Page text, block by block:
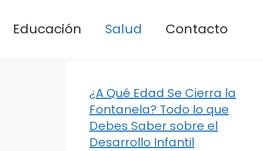
Educación Salud Contacto
¿A Qué Edad Se Cierra la
Fontanela? Todo lo que
Debes Saber sobre el
Desarrollo Infantil